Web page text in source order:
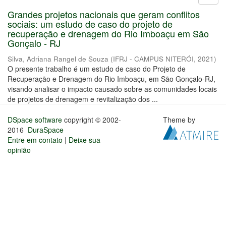
Grandes projetos nacionais que geram conflitos
sociais: um estudo de caso do projeto de
recuperação e drenagem do Rio Imboaçu em São
Gonçalo - RJ
Silva, Adriana Rangel de Souza (IFRJ - CAMPUS NITERÓI, 2021)
O presente trabalho é um estudo de caso do Projeto de
Recuperação e Drenagem do Rio Imboaçu, em São Gonçalo-RJ,
visando analisar o impacto causado sobre as comunidades locais
de projetos de drenagem e revitalização dos ...
DSpace software copyright © 2002-
2016 DuraSpace
Entre em contato | Deixe sua
opinião
Theme by